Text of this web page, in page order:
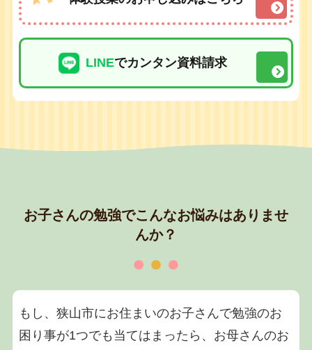
LINEでカンタン資料請求
お子さんの勉強でこんなお悩みはありませ
んか？
もし、狭山市にお住まいのお子さんで勉強のお
困り事が1つでも当てはまったら、お母さんのお